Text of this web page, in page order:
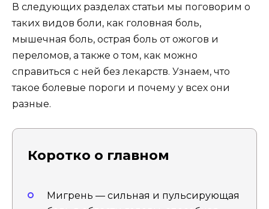
В следующих разделах статьи мы поговорим о
таких видов боли, как головная боль,
мышечная боль, острая боль от ожогов и
переломов, а также о том, как можно
справиться с ней без лекарств. Узнаем, что
такое болевые пороги и почему у всех они
разные.
Коротко о главном
Мигрень — сильная и пульсирующая